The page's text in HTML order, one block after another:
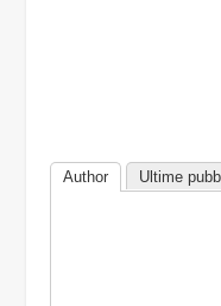
Author Ultime